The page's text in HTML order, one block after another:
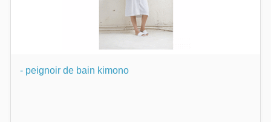
- peignoir de bain kimono